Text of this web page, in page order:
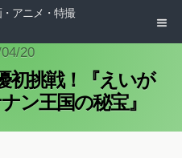
アニメ・特撮
20
初挑戦！『えいが
ン王国の秘宝』